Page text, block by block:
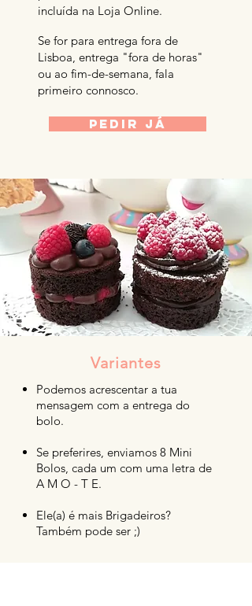
incluída na Loja Online.
Se for para entrega fora de
Lisboa, entrega "fora de horas"
ou ao fim-de-semana, fala
primeiro connosco.
PEDIR JÁ
Variantes
Podemos acrescentar a tua
mensagem com a entrega do
bolo.
Se preferires, enviamos 8 Mini
Bolos, cada um com uma letra de
A M O - T E.
Ele(a) é mais Brigadeiros?
Também pode ser ;)